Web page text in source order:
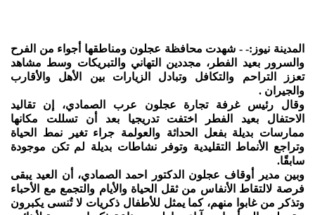
المدينة نيوز:- - شهدت محافظة عجلون ومناطقها أجواء من الفرح
والسرور بعيد الفطر، مجددين التهاني والتبريكات وسط مشاهد
تعزز التراحم والتكافل وتبادل الزيارات بين الأهل والأقارب
والجيران .
وقال رئيس غرفة تجارة عجلون عرب الصمادي، إن تقاليد
الاحتفال بعيد الفطر اختفت تدريجيا بعد أن تسللت مكانها
ممارسات بديلة بفعل الحداثة والعولمة جراء تغير نمط الحياة
وتراجع الأنماط التقليدية وتوفر نشاطات بديلة لم تكن موجودة
سابقًا.
وبين مدير أوقاف عجلون الدكتور احمد الصمادي، أن العيد يبقى
فرصة لالتقاط الأنفاس من ثقل الحياة والأيام والتجمع مع الأحباء
وتذكر من غابوا منهم، كما يمثل للأطفال ذكريات لا تُنسى يكبرون